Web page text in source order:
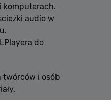
komputerach.
audio w
do
twórców i osób